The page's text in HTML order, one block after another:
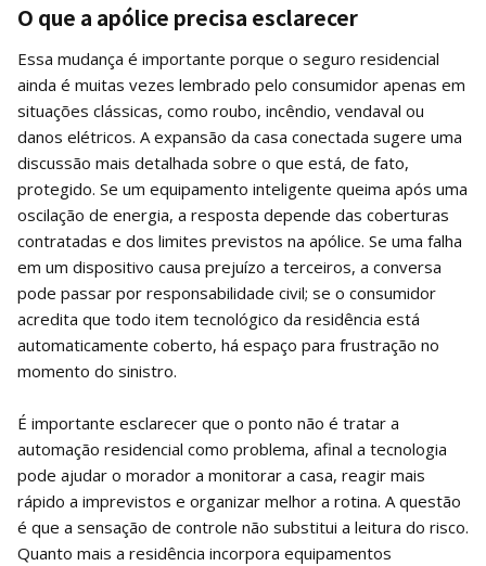
O que a apólice precisa esclarecer
Essa mudança é importante porque o seguro residencial
ainda é muitas vezes lembrado pelo consumidor apenas em
situações clássicas, como roubo, incêndio, vendaval ou
danos elétricos. A expansão da casa conectada sugere uma
discussão mais detalhada sobre o que está, de fato,
protegido. Se um equipamento inteligente queima após uma
oscilação de energia, a resposta depende das coberturas
contratadas e dos limites previstos na apólice. Se uma falha
em um dispositivo causa prejuízo a terceiros, a conversa
pode passar por responsabilidade civil; se o consumidor
acredita que todo item tecnológico da residência está
automaticamente coberto, há espaço para frustração no
momento do sinistro.
É importante esclarecer que o ponto não é tratar a
automação residencial como problema, afinal a tecnologia
pode ajudar o morador a monitorar a casa, reagir mais
rápido a imprevistos e organizar melhor a rotina. A questão
é que a sensação de controle não substitui a leitura do risco.
Quanto mais a residência incorpora equipamentos